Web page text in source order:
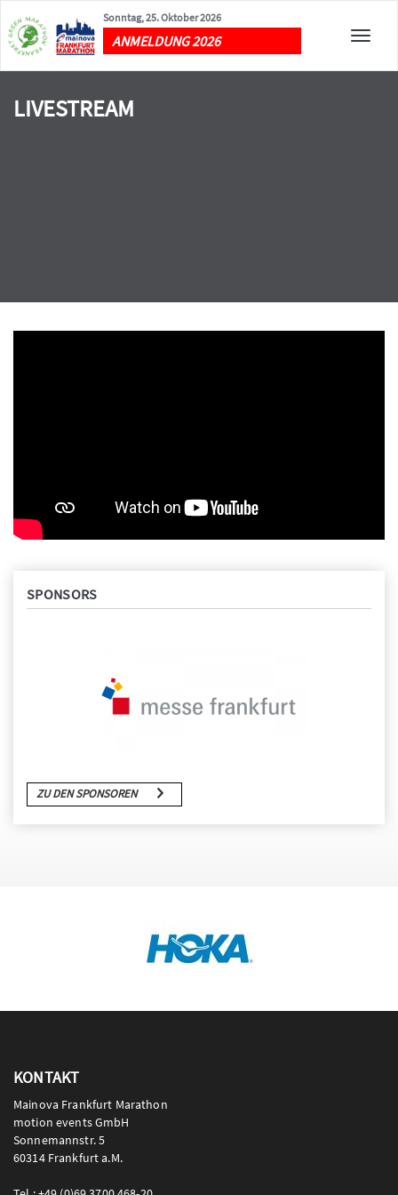
Toggle
Sonntag, 25. Oktober 2026
ANMELDUNG 2026
LIVESTREAM
SPONSORS
ZU DEN SPONSOREN
KONTAKT
Mainova Frankfurt Marathon
motion events GmbH
Sonnemannstr. 5
60314 Frankfurt a.M.